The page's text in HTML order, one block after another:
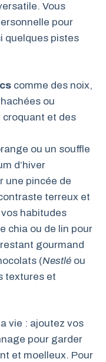
Vous
pour
quelques pistes
comme des noix,
ou
croquant et des
ou un souffle
d’hiver
une pincée de
terreux et
habitudes
chia ou de lin pour
gourmand
(Nestlé ou
textures et
vie : ajoutez vos
pour garder
et moelleux. Pour